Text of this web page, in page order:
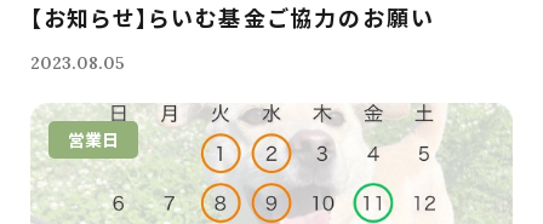
【お知らせ】らいむ基金ご協力のお願い
2023.08.05
営業日